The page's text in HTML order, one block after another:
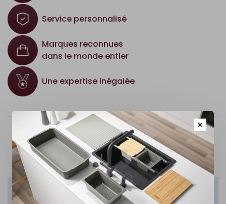
Service personnalisé
Marques reconnues
dans le monde entier
Une expertise inégalée
Cuisine
✕